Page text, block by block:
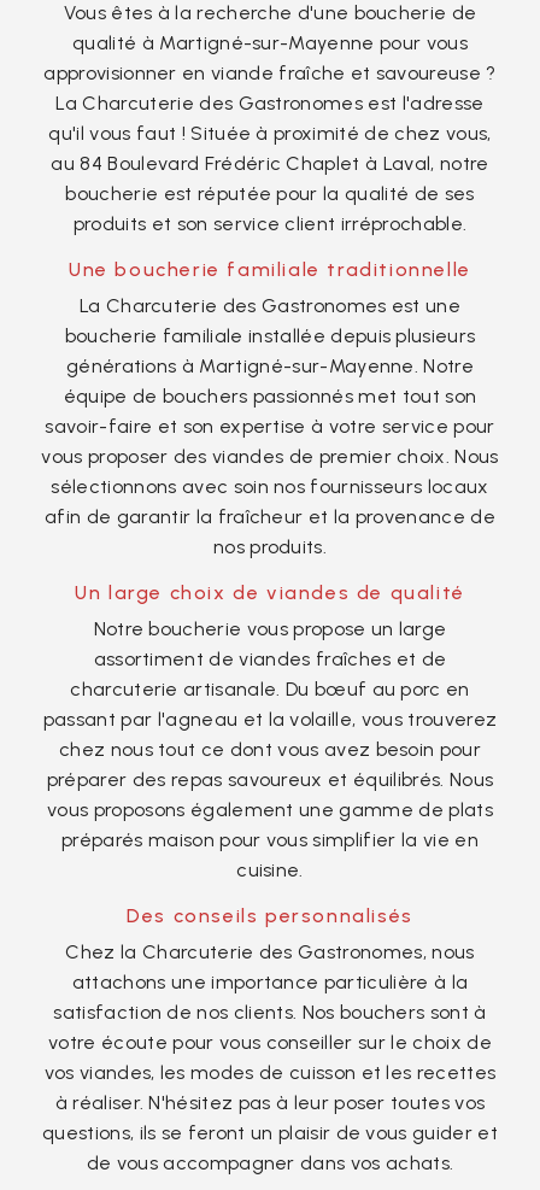
Vous êtes à la recherche d'une boucherie de
qualité à Martigné-sur-Mayenne pour vous
approvisionner en viande fraîche et savoureuse ?
La Charcuterie des Gastronomes est l'adresse
qu'il vous faut ! Située à proximité de chez vous,
au 84 Boulevard Frédéric Chaplet à Laval, notre
boucherie est réputée pour la qualité de ses
produits et son service client irréprochable.
Une boucherie familiale traditionnelle
La Charcuterie des Gastronomes est une
boucherie familiale installée depuis plusieurs
générations à Martigné-sur-Mayenne. Notre
équipe de bouchers passionnés met tout son
savoir-faire et son expertise à votre service pour
vous proposer des viandes de premier choix. Nous
sélectionnons avec soin nos fournisseurs locaux
afin de garantir la fraîcheur et la provenance de
nos produits.
Un large choix de viandes de qualité
Notre boucherie vous propose un large
assortiment de viandes fraîches et de
charcuterie artisanale. Du bœuf au porc en
passant par l'agneau et la volaille, vous trouverez
chez nous tout ce dont vous avez besoin pour
préparer des repas savoureux et équilibrés. Nous
vous proposons également une gamme de plats
préparés maison pour vous simplifier la vie en
cuisine.
Des conseils personnalisés
Chez la Charcuterie des Gastronomes, nous
attachons une importance particulière à la
satisfaction de nos clients. Nos bouchers sont à
votre écoute pour vous conseiller sur le choix de
vos viandes, les modes de cuisson et les recettes
à réaliser. N'hésitez pas à leur poser toutes vos
questions, ils se feront un plaisir de vous guider et
de vous accompagner dans vos achats.